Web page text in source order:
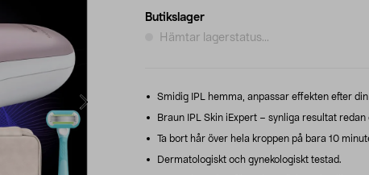
Butikslager
Hämtar lagerstatus...
Smidig IPL hemma, anpassar effekten efter
Braun IPL Skin iExpert – synliga resultat redan
Ta bort hår över hela kroppen på bara 10
Dermatologiskt och gynekologiskt testad.